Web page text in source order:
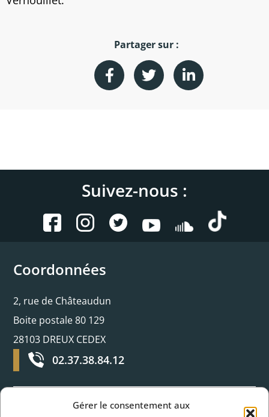
Gérer le consentement aux
Partager sur :
Suivez-nous :
Coordonnées
2, rue de Châteaudun
Boite postale 80 129
28103 DREUX CEDEX
02.37.38.84.12